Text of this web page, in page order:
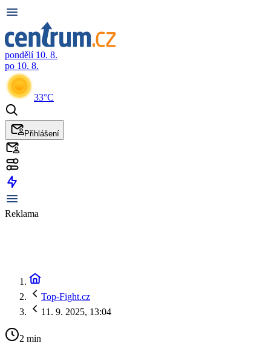
pondělí 10. 8.
po 10. 8.
33°C
Přihlášení
Reklama
Top-Fight.cz
11. 9. 2025, 13:04
2 min